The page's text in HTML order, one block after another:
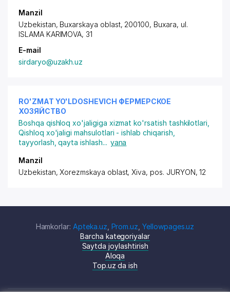
Manzil
Uzbekistan, Buxarskaya oblast, 200100, Buxara, ul.
ISLAMA KARIMOVA, 31
E-mail
sirdaryo@uzakh.uz
RO'ZMAT YO'LDOSHEVICH ФЕРМЕРСКОЕ
ХОЗЯЙСТВО
Boshqa qishloq xo'jaligiga xizmat ko'rsatish tashkilotlari
Qishloq xo'jaligi mahsulotlari - ishlab chiqarish,
tayyorlash, qayta ishlash... yana
Manzil
Uzbekistan, Xorezmskaya oblast, Xiva, pos. JURYON, 12
Hamkorlar: Apteka.uz Prom.uz ,Yellowpages.uz
Barcha kategoriyalar
Saytda joylashtirish
Aloqa
Top.uz da ish